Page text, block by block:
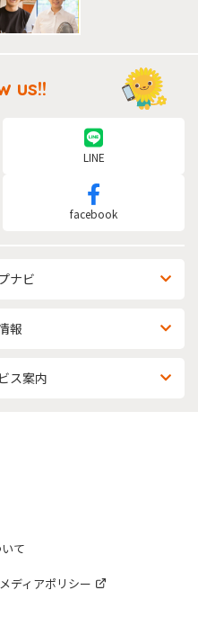
ナビ
報
ス案内
us!!
LINE
facebook
て
ディアポリシー